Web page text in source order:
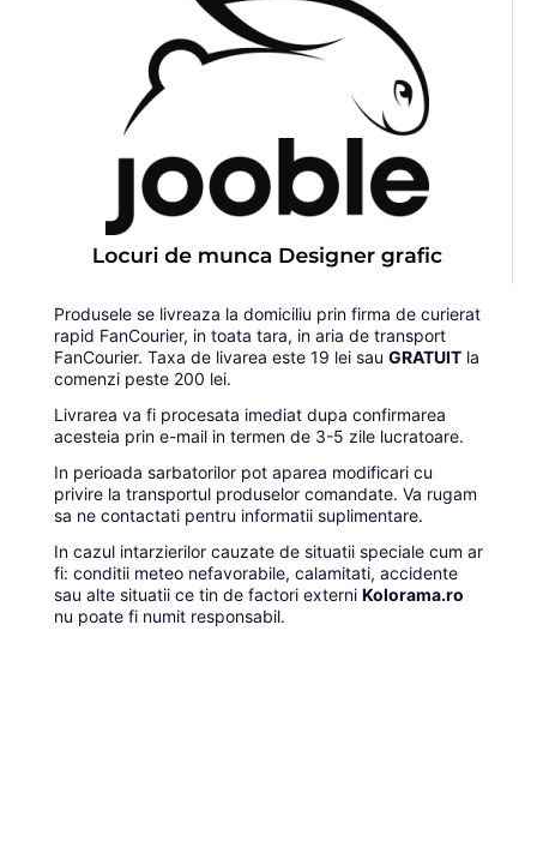
Produsele se livreaza la domiciliu prin firma de curierat
rapid FanCourier, in toata tara, in aria de transport
FanCourier. Taxa de livarea este 19 lei sau GRATUIT la
comenzi peste 200 lei.
Livrarea va fi procesata imediat dupa confirmarea
acesteia prin e-mail in termen de 3-5 zile lucratoare.
In perioada sarbatorilor pot aparea modificari cu
privire la transportul produselor comandate. Va rugam
sa ne contactati pentru informatii suplimentare.
In cazul intarzierilor cauzate de situatii speciale cum ar
fi: conditii meteo nefavorabile, calamitati, accidente
sau alte situatii ce tin de factori externi Kolorama.ro
nu poate fi numit responsabil.